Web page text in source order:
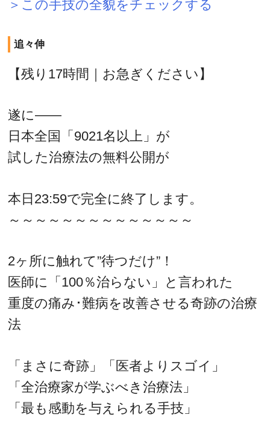
＞この手技の全貌をチェックする
追々伸
【残り17時間｜お急ぎください】
遂に――
日本全国「9021名以上」が
試した治療法の無料公開が
本日23:59で完全に終了します。
～～～～～～～～～～～～～～
2ヶ所に触れて”待つだけ”！
医師に「100％治らない」と言われた
重度の痛み･難病を改善させる奇跡の治療
法
「まさに奇跡」「医者よりスゴイ」
「全治療家が学ぶべき治療法」
「最も感動を与えられる手技」